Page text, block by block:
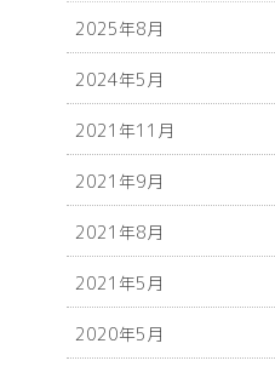
2025年8月
2024年5月
2021年11月
2021年9月
2021年8月
2021年5月
2020年5月